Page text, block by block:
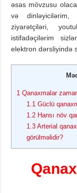
əsas mövzusu
və dinləyicilərim,
ziyarətçiləri,
istifadəçilərim
elektron dərsliyində
1 Qanaxmalar
1.1 Güclü
1.2 Hansı növ
1.3 Arterial
görülməlidir?